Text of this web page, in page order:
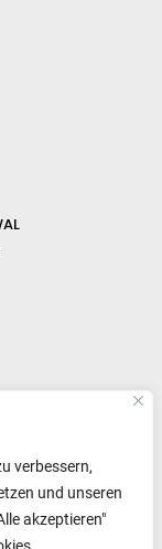
verbessern,
und unseren
akzeptieren"